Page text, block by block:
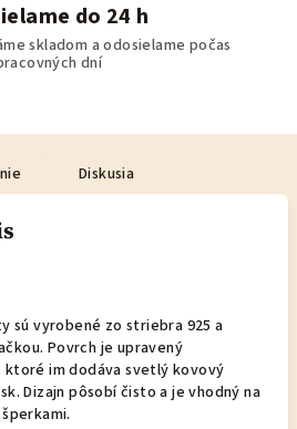
do 24 h
skladom a odosielame počas
dní
Diskusia
sú vyrobené zo striebra 925 a
Povrch je upravený
im dodáva svetlý kovový
Dizajn pôsobí čisto a je vhodný na